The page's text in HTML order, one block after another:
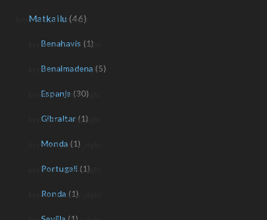
Matkailu (46)
Benahavis (1)
Benalmadena (5)
Espanja (30)
Gibraltar (1)
Monda (1)
Portugali (1)
Ronda (1)